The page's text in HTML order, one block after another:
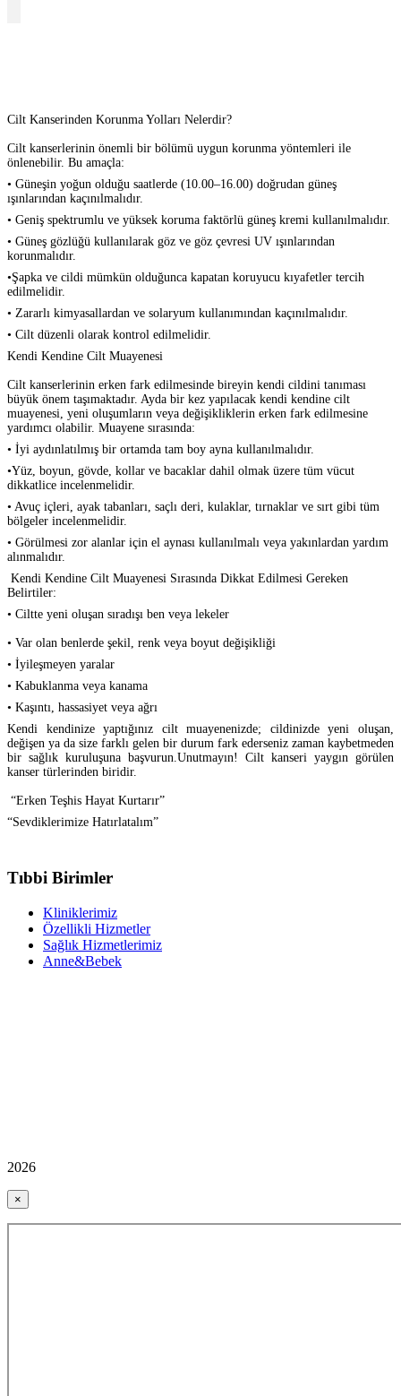
Cilt Kanserinden Korunma Yolları Nelerdir?
Cilt kanserlerinin önemli bir bölümü uygun korunma yöntemleri ile
önlenebilir. Bu amaçla:
• Güneşin yoğun olduğu saatlerde (10.00–16.00) doğrudan güneş
ışınlarından kaçınılmalıdır.
• Geniş spektrumlu ve yüksek koruma faktörlü güneş kremi kullanılmalıdır.
• Güneş gözlüğü kullanılarak göz ve göz çevresi UV ışınlarından
korunmalıdır.
•Şapka ve cildi mümkün olduğunca kapatan koruyucu kıyafetler tercih
edilmelidir.
• Zararlı kimyasallardan ve solaryum kullanımından kaçınılmalıdır.
• Cilt düzenli olarak kontrol edilmelidir.
Kendi Kendine Cilt Muayenesi
Cilt kanserlerinin erken fark edilmesinde bireyin kendi cildini tanıması
büyük önem taşımaktadır. Ayda bir kez yapılacak kendi kendine cilt
muayenesi, yeni oluşumların veya değişikliklerin erken fark edilmesine
yardımcı olabilir. Muayene sırasında:
• İyi aydınlatılmış bir ortamda tam boy ayna kullanılmalıdır.
•Yüz, boyun, gövde, kollar ve bacaklar dahil olmak üzere tüm vücut
dikkatlice incelenmelidir.
• Avuç içleri, ayak tabanları, saçlı deri, kulaklar, tırnaklar ve sırt gibi tüm
bölgeler incelenmelidir.
• Görülmesi zor alanlar için el aynası kullanılmalı veya yakınlardan yardım
alınmalıdır.
Kendi Kendine Cilt Muayenesi Sırasında Dikkat Edilmesi Gereken
Belirtiler:
• Ciltte yeni oluşan sıradışı ben veya lekeler
• Var olan benlerde şekil, renk veya boyut değişikliği
• İyileşmeyen yaralar
• Kabuklanma veya kanama
• Kaşıntı, hassasiyet veya ağrı
Kendi kendinize yaptığınız cilt muayenenizde; cildinizde yeni oluşan,
değişen ya da size farklı gelen bir durum fark ederseniz zaman kaybetmeden
bir sağlık kuruluşuna başvurun.Unutmayın! Cilt kanseri yaygın görülen
kanser türlerinden biridir.
“Erken Teşhis Hayat Kurtarır”
“Sevdiklerimize Hatırlatalım”
Tıbbi Birimler
Kliniklerimiz
Özellikli Hizmetler
Sağlık Hizmetlerimiz
Anne&Bebek
2026
×